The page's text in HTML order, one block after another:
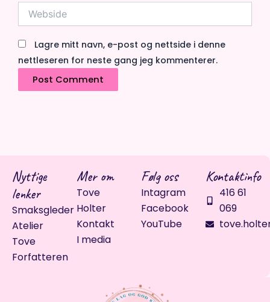
Webside
Lagre mitt navn, e-post og nettside i denne
nettleseren for neste gang jeg kommenterer.
Nyttige
lenker
Smaksgleder
Atelier
Tove
Forfatteren
Mer om
Tove
Holter
Kontakt
I media
Følg oss
Intagram
Facebook
YouTube
Kontaktinfo
416 61
069